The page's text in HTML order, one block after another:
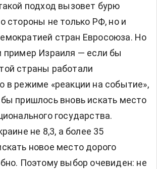
подход вызовет бурю
стороны не только РФ, но и
стран Евросоюза. Но
пример Израиля — если бы
страны работали
в режиме «реакции на событие»,
пришлось вновь искать место
государства.
не 8,3, а более 35
новое место дорого
Поэтому выбор очевиден: не